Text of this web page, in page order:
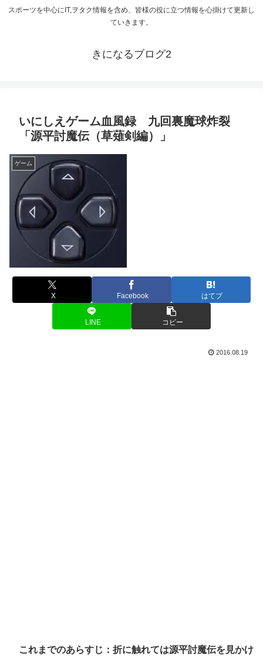
スポーツを中心にIT,ヲタク情報を含め、皆様の役に立つ情報を心掛けて更新し
ていきます。
きになるブログ2
いにしえゲーム血風録 九回裏魔球炸裂
「源平討魔伝（草薙剣編）」
ゲーム
X Facebook はてブ
LINE コピー
2016.08.19
これまでのあらすじ：折に触れては源平討魔伝を見かけ